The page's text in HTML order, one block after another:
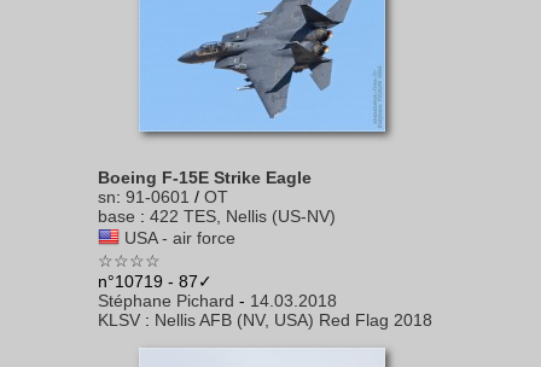
Boeing F-15E Strike Eagle
sn: 91-0601 / OT
base : 422 TES, Nellis (US-NV)
USA - air force
☆☆☆☆
n°10719 - 87✓
Stéphane Pichard - 14.03.2018
KLSV : Nellis AFB (NV, USA) Red Flag 2018